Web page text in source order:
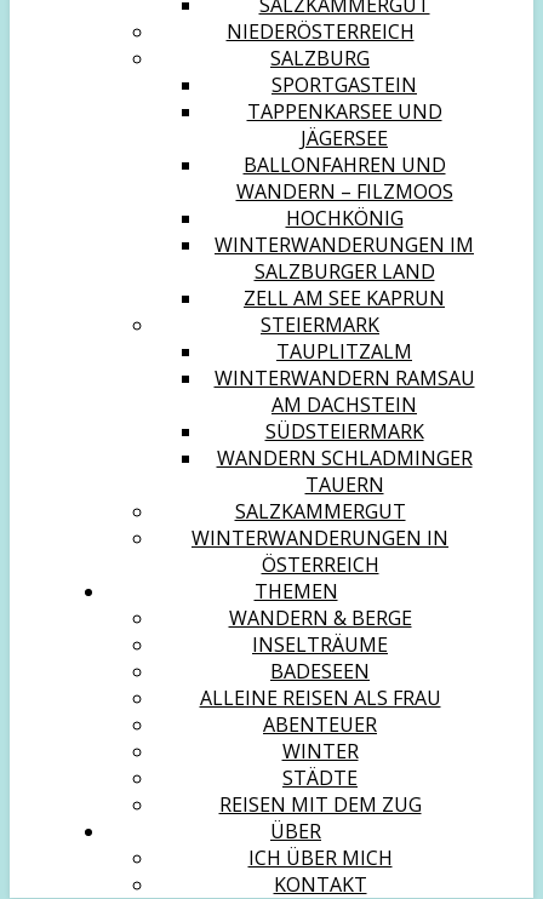
NIEDERÖSTERREICH
SALZBURG
SPORTGASTEIN
TAPPENKARSEE UND
JÄGERSEE
BALLONFAHREN UND
WANDERN – FILZMOOS
HOCHKÖNIG
WINTERWANDERUNGEN IM
SALZBURGER LAND
ZELL AM SEE KAPRUN
STEIERMARK
TAUPLITZALM
WINTERWANDERN RAMSAU
AM DACHSTEIN
SÜDSTEIERMARK
WANDERN SCHLADMINGER
TAUERN
SALZKAMMERGUT
WINTERWANDERUNGEN IN
ÖSTERREICH
THEMEN
WANDERN & BERGE
INSELTRÄUME
BADESEEN
ALLEINE REISEN ALS FRAU
ABENTEUER
WINTER
STÄDTE
REISEN MIT DEM ZUG
ÜBER
ICH ÜBER MICH
KONTAKT